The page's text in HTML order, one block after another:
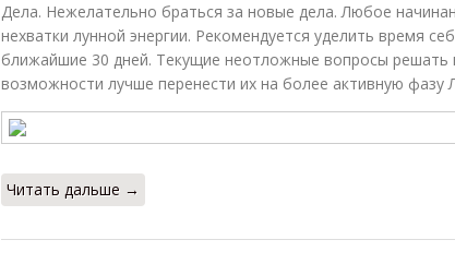
Дела. Нежелательно браться за новые дела. Любое
нехватки лунной энергии. Рекомендуется уделить время
ближайшие 30 дней. Текущие неотложные вопросы решать
возможности лучше перенести их на более активную фазу
Читать дальше →